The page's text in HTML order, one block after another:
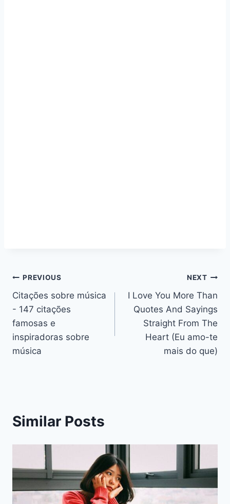
Navegação
de
artigos
PREVIOUS
Citações sobre música
- 147 citações
famosas e
inspiradoras sobre
música
NEXT
I Love You More Than
Quotes And Sayings
Straight From The
Heart (Eu amo-te
mais do que)
Similar Posts